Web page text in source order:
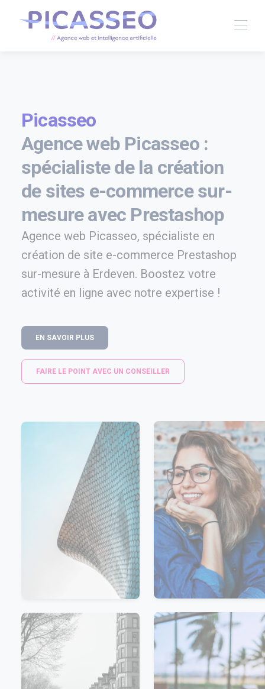
Picasseo
Agence web Picasseo :
spécialiste de la création
de sites e-commerce sur-
mesure avec Prestashop
Agence web Picasseo, spécialiste en
création de site e-commerce Prestashop
sur-mesure à Erdeven. Boostez votre
activité en ligne avec notre expertise !
EN SAVOIR PLUS
FAIRE LE POINT AVEC UN CONSEILLER